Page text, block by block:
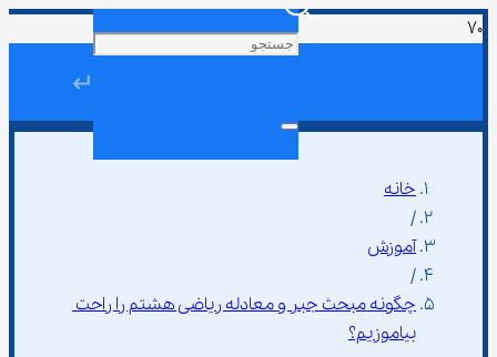
↵
خانه
/
آموزش
/
چگونه مبحث جبر و معادله ریاضی هشتم را راحت
بیاموزیم؟